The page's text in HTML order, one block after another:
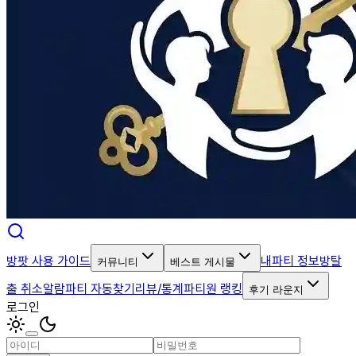
방팟 사용 가이드 커뮤니티 베스트 게시물 내파티 정보방탈
출 취소알람파티 자동찾기리뷰/통계파티원 랭킹 후기 라운지
로그인